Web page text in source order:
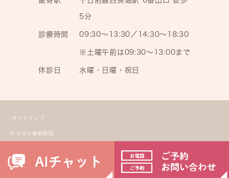
5分
診療時間 09:30～13:30／14:30～18:30
※土曜午前は09:30～13:00まで
休診日 水曜・日曜・祝日
-サイトマップ
© カホリ歯科医院